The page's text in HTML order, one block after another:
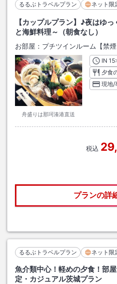
るるぶトラベルプラン ネット限
【カップルプラン】♪夜はゆ
と海鮮料理～（朝食なし）
お部屋： プチツインルーム【禁煙
舟盛りは那珂湊港直送
INチ
夕食
現地/
税込
プランの詳
るるぶトラベルプラン ネット限
魚介類中心！軽めの夕食！部
定・カジュアル茨城プラン